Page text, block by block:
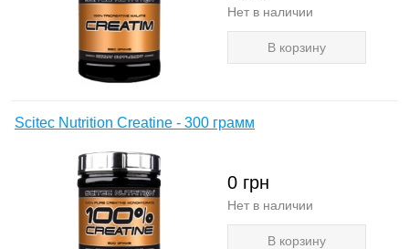
Нет в наличии
В корзину
Scitec Nutrition Creatine - 300 грамм
0 грн
Нет в наличии
В корзину